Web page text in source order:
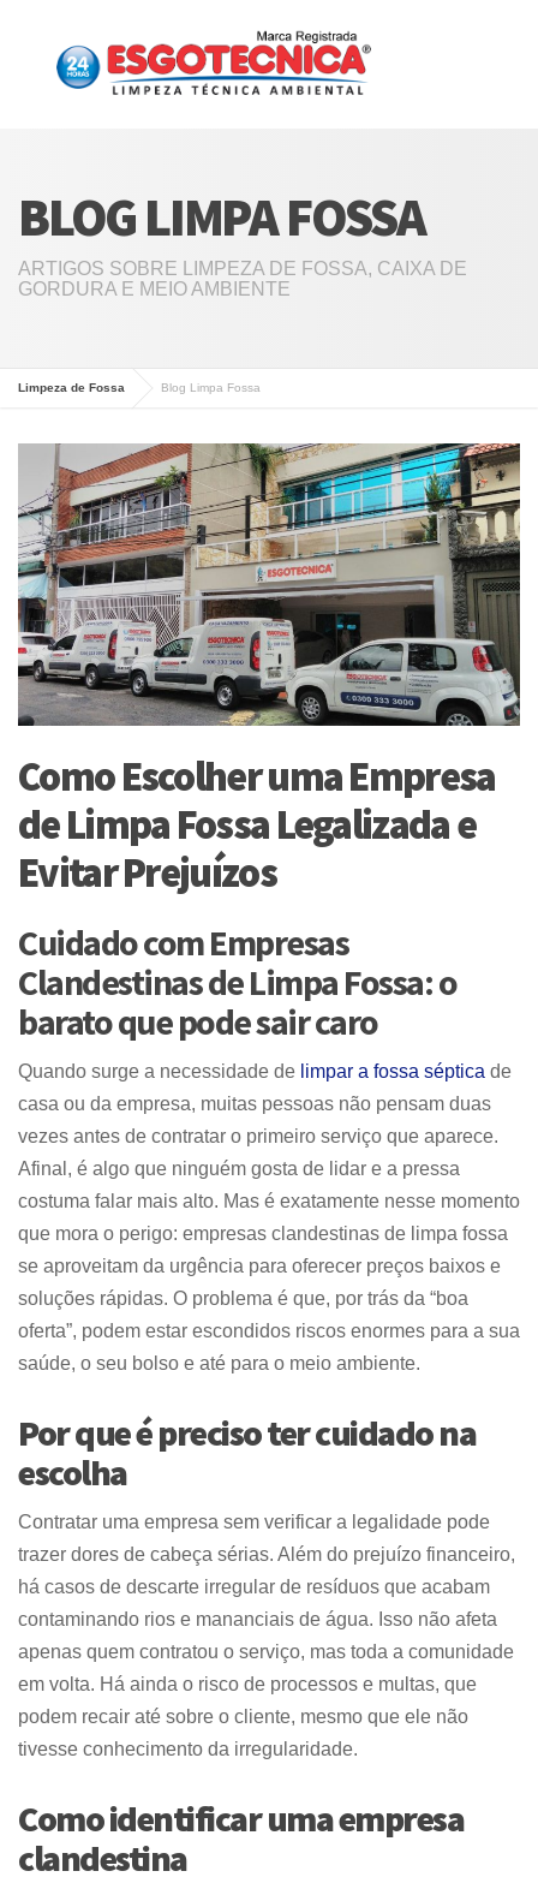
BLOG LIMPA FOSSA
ARTIGOS SOBRE LIMPEZA DE FOSSA, CAIXA DE
GORDURA E MEIO AMBIENTE
Limpeza de Fossa Blog Limpa Fossa
Como Escolher uma Empresa
de Limpa Fossa Legalizada e
Evitar Prejuízos
Cuidado com Empresas
Clandestinas de Limpa Fossa: o
barato que pode sair caro
Quando surge a necessidade de limpar a fossa séptica de
casa ou da empresa, muitas pessoas não pensam duas
vezes antes de contratar o primeiro serviço que aparece.
Afinal, é algo que ninguém gosta de lidar e a pressa
costuma falar mais alto. Mas é exatamente nesse momento
que mora o perigo: empresas clandestinas de limpa fossa
se aproveitam da urgência para oferecer preços baixos e
soluções rápidas. O problema é que, por trás da “boa
oferta”, podem estar escondidos riscos enormes para a sua
saúde, o seu bolso e até para o meio ambiente.
Por que é preciso ter cuidado na
escolha
Contratar uma empresa sem verificar a legalidade pode
trazer dores de cabeça sérias. Além do prejuízo financeiro,
há casos de descarte irregular de resíduos que acabam
contaminando rios e mananciais de água. Isso não afeta
apenas quem contratou o serviço, mas toda a comunidade
em volta. Há ainda o risco de processos e multas, que
podem recair até sobre o cliente, mesmo que ele não
tivesse conhecimento da irregularidade.
Como identificar uma empresa
clandestina